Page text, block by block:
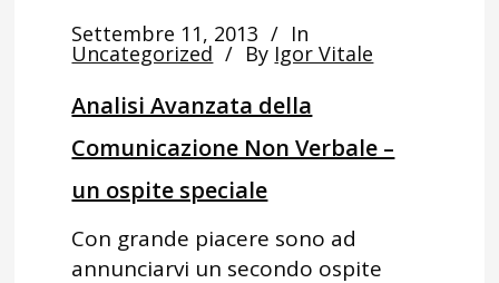
Settembre 11, 2013 In
Uncategorized By Igor Vitale
Analisi Avanzata della
Comunicazione Non Verbale –
un ospite speciale
Con grande piacere sono ad
annunciarvi un secondo ospite